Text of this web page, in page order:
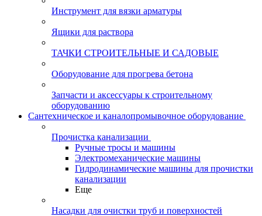
Инструмент для вязки арматуры
Ящики для раствора
ТАЧКИ СТРОИТЕЛЬНЫЕ И САДОВЫЕ
Оборудование для прогрева бетона
Запчасти и аксессуары к строительному
оборудованию
Сантехническое и каналопромывочное оборудование
Прочистка канализации
Ручные тросы и машины
Электромеханические машины
Гидродинамические машины для прочистки
канализации
Еще
Насадки для очистки труб и поверхностей